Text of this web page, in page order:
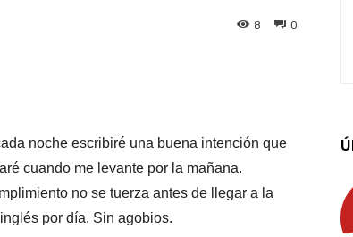
0
8
noche escribiré una buena intención que
cuando me levante por la mañana.
no se tuerza antes de llegar a la
por día. Sin agobios.